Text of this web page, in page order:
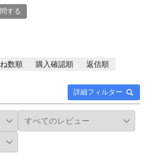
する
詳細フィルター
数順 購入確認順
返信順